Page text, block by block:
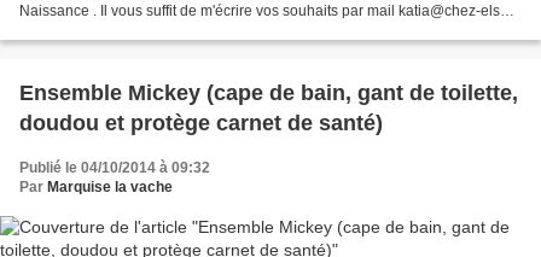
Naissance . Il vous suffit de m'écrire vos souhaits par mail katia@chez-elsa-
Ensemble Mickey (cape de bain, gant de toilette,
doudou et protège carnet de santé)
Publié le 04/10/2014 à 09:32
Par Marquise la vache